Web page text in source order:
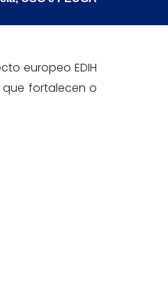
europeo EDIH
fortalecen o